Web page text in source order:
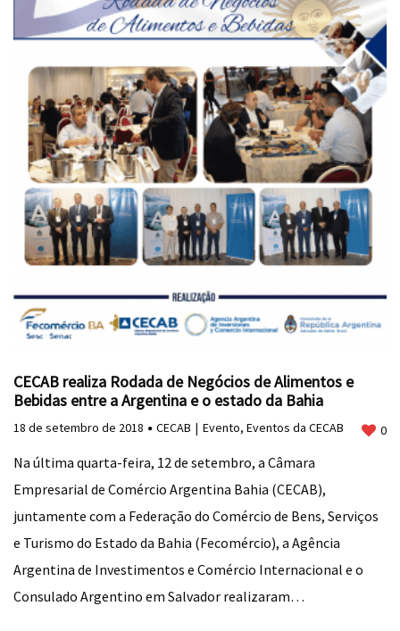
CECAB realiza Rodada de Negócios de Alimentos e
Bebidas entre a Argentina e o estado da Bahia
18 de setembro de 2018 CECAB Evento, Eventos da CECAB 0
Na última quarta-feira, 12 de setembro, a Câmara
Empresarial de Comércio Argentina Bahia (CECAB),
juntamente com a Federação do Comércio de Bens, Serviços
e Turismo do Estado da Bahia (Fecomércio), a Agência
Argentina de Investimentos e Comércio Internacional e o
Consulado Argentino em Salvador realizaram…